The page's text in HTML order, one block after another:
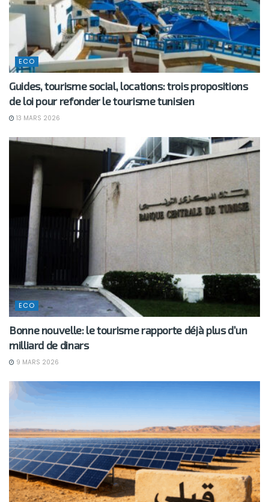
ECO
Guides, tourisme social, locations: trois propositions
de loi pour refonder le tourisme tunisien
13 MARS 2026
ECO
Bonne nouvelle: le tourisme rapporte déjà plus d’un
milliard de dinars
9 MARS 2026